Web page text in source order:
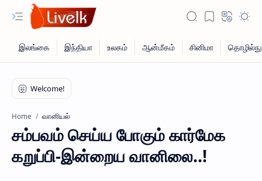
Home வானியல்
சம்பவம் செய்ய போகும் கார்மேக
கறுப்பி-இன்றைய வானிலை..!